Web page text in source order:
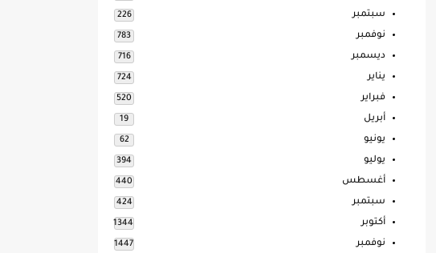
سبتمبر 226
نوفمبر 783
ديسمبر 716
يناير 724
فبراير 520
أبريل 19
يونيو 62
يوليو 394
أغسطس 440
سبتمبر 424
أكتوبر 1344
نوفمبر 1447